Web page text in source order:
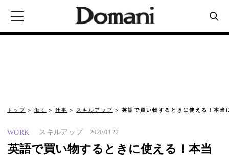
トップ 働く 仕事 スキルアップ 英語で買い物するときに使える！本
WORK スキルアップ 2020.01.22
英語で買い物するときに使える！本当